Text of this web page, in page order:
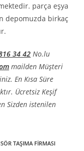
parça eşya
depomuzda birkaç
34 42 No.lu
mailden Müşteri
En Kısa Süre
Ücretsiz Keşif
Sizden istenilen
TAŞIMA FIRMASI